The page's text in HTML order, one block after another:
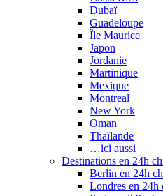
Dubaï
Guadeloupe
Île Maurice
Japon
Jordanie
Martinique
Mexique
Montreal
New York
Oman
Thaïlande
…ici aussi
Destinations en 24h
Berlin en 24h
Londres en 24h